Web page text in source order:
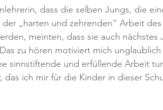
dass die selben Jungs, die
„harten und zehrenden“ Arbeit
meinten, dass sie auch nächstes
zu hören motiviert mich
sinnstiftende und erfüllende Arbeit
das ich mir für die Kinder in dieser